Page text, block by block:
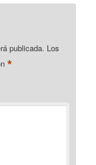
publicada. Los
*